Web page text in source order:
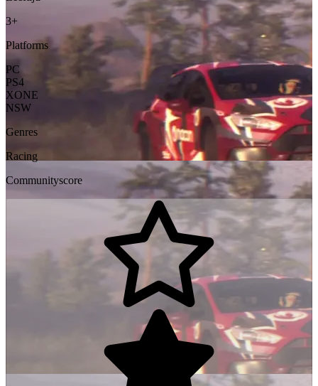
3+
Platforms
PC
PS4
XONE
NSW
Genres
Racing
Communityscore